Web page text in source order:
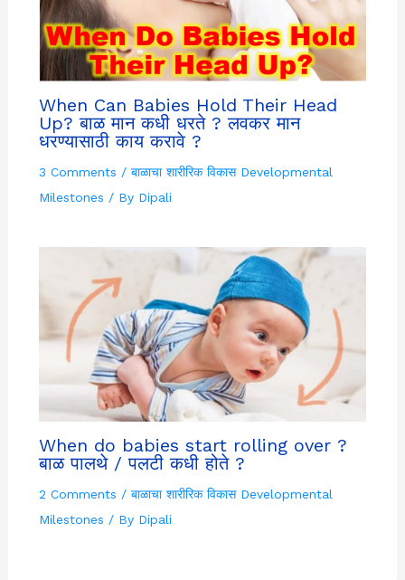
When Can Babies Hold Their Head
Up? बाळ मान कधी धरते ? लवकर मान
धरण्यासाठी काय करावे ?
3 Comments / बाळाचा शारीरिक विकास Developmental
Milestones / By Dipali
When do babies start rolling over ?
बाळ पालथे / पलटी कधी होते ?
2 Comments / बाळाचा शारीरिक विकास Developmental
Milestones / By Dipali